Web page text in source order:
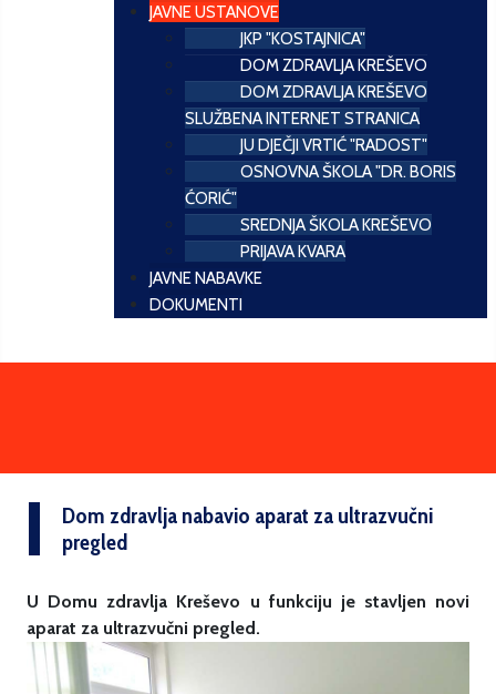
JAVNE USTANOVE
JKP "KOSTAJNICA"
DOM ZDRAVLJA KREŠEVO
DOM ZDRAVLJA KREŠEVO
SLUŽBENA INTERNET STRANICA
JU DJEČJI VRTIĆ "RADOST"
OSNOVNA ŠKOLA "DR. BORIS
ĆORIĆ"
SREDNJA ŠKOLA KREŠEVO
PRIJAVA KVARA
JAVNE NABAVKE
DOKUMENTI
Dom zdravlja nabavio aparat za ultrazvučni
pregled
U Domu zdravlja Kreševo u funkciju je stavljen novi
aparat za ultrazvučni pregled.